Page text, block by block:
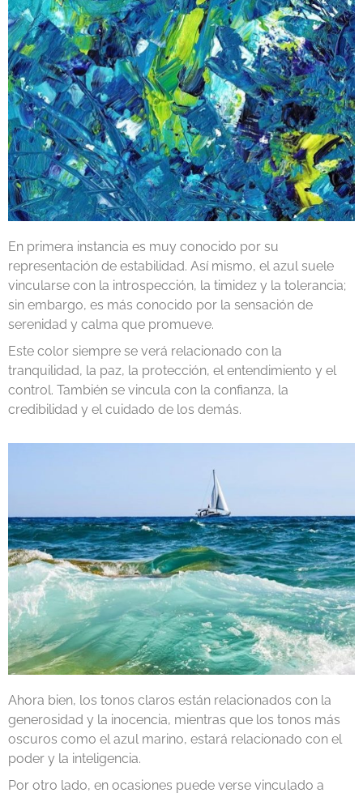
En primera instancia es muy conocido por su
representación de estabilidad. Así mismo, el azul suele
vincularse con la introspección, la timidez y la tolerancia;
sin embargo, es más conocido por la sensación de
serenidad y calma que promueve.
Este color siempre se verá relacionado con la
tranquilidad, la paz, la protección, el entendimiento y el
control. También se vincula con la confianza, la
credibilidad y el cuidado de los demás.
Ahora bien, los tonos claros están relacionados con la
generosidad y la inocencia, mientras que los tonos más
oscuros como el azul marino, estará relacionado con el
poder y la inteligencia.
Por otro lado, en ocasiones puede verse vinculado a